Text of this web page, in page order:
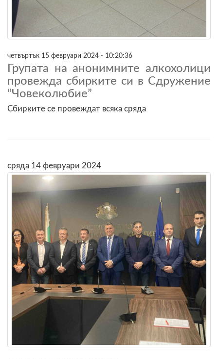
четвъртък 15 февруари 2024 - 10:20:36
Групата на анонимните алкохолици
провежда сбирките си в Сдружение
“Човеколюбие”
Сбирките се провеждат всяка сряда
сряда 14 февруари 2024